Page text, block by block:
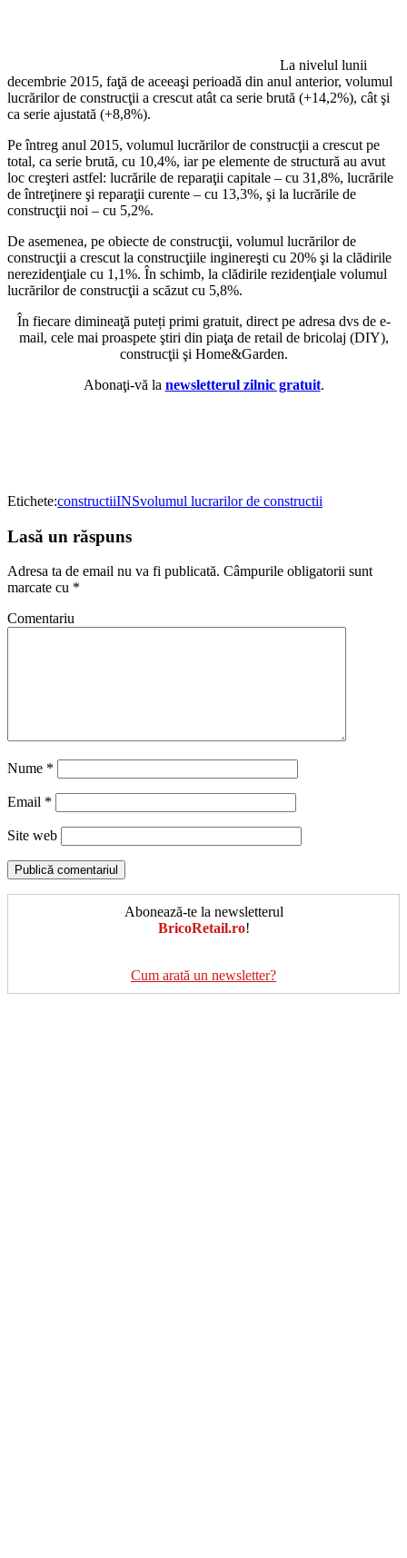
La nivelul lunii
decembrie 2015, faţă de aceeaşi perioadă din anul anterior, volumul
lucrărilor de construcţii a crescut atât ca serie brută (+14,2%), cât şi
ca serie ajustată (+8,8%).
Pe întreg anul 2015, volumul lucrărilor de construcţii a crescut pe
total, ca serie brută, cu 10,4%, iar pe elemente de structură au avut
loc creşteri astfel: lucrările de reparaţii capitale – cu 31,8%, lucrările
de întreţinere şi reparaţii curente – cu 13,3%, şi la lucrările de
construcţii noi – cu 5,2%.
De asemenea, pe obiecte de construcţii, volumul lucrărilor de
construcţii a crescut la construcţiile inginereşti cu 20% şi la clădirile
nerezidenţiale cu 1,1%. În schimb, la clădirile rezidenţiale volumul
lucrărilor de construcţii a scăzut cu 5,8%.
În fiecare dimineaţă puteți primi gratuit, direct pe adresa dvs de e-
mail, cele mai proaspete ştiri din piaţa de retail de bricolaj (DIY),
construcţii şi Home&Garden.
Abonaţi-vă la newsletterul zilnic gratuit.
Etichete:constructiiINSvolumul lucrarilor de constructii
Lasă un răspuns
Adresa ta de email nu va fi publicată. Câmpurile obligatorii sunt
marcate cu *
Comentariu
Nume *
Email *
Site web
Abonează-te la newsletterul
BricoRetail.ro!
Cum arată un newsletter?